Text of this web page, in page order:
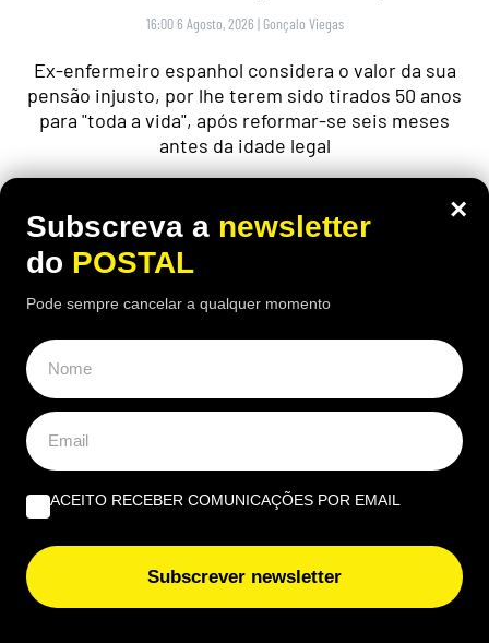
16:00 6 Agosto, 2026 | Gonçalo Viegas
Ex-enfermeiro espanhol considera o valor da sua
pensão injusto, por lhe terem sido tirados 50 anos
para "toda a vida", após reformar-se seis meses
antes da idade legal
ECONOMIA,EUROPA
Carpinteiro reformado de 91 anos com
×
Subscreva a newsletter
do POSTAL
Pode sempre cancelar a qualquer momento
ACEITO RECEBER COMUNICAÇÕES POR EMAIL
Subscrever newsletter